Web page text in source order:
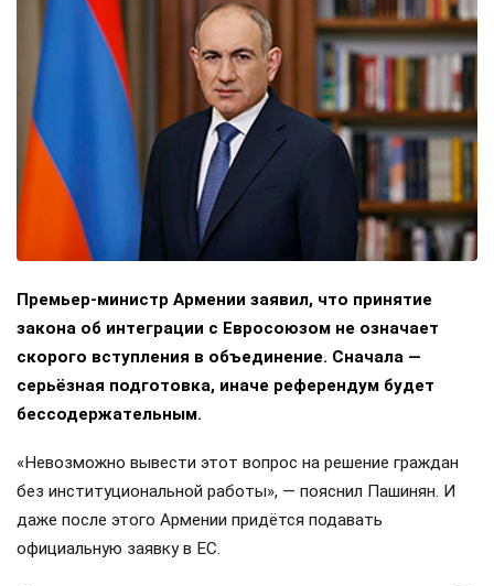
Премьер-министр Армении заявил, что принятие
закона об интеграции с Евросоюзом не означает
скорого вступления в объединение. Сначала —
серьёзная подготовка, иначе референдум будет
бессодержательным.
«Невозможно вывести этот вопрос на решение граждан
без институциональной работы», — пояснил Пашинян. И
даже после этого Армении придётся подавать
официальную заявку в ЕС.